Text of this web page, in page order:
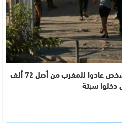
الداخلية الإسبانية.. 70 ألف شخص عادوا للمغرب من أصل 72 ألف
سبتة